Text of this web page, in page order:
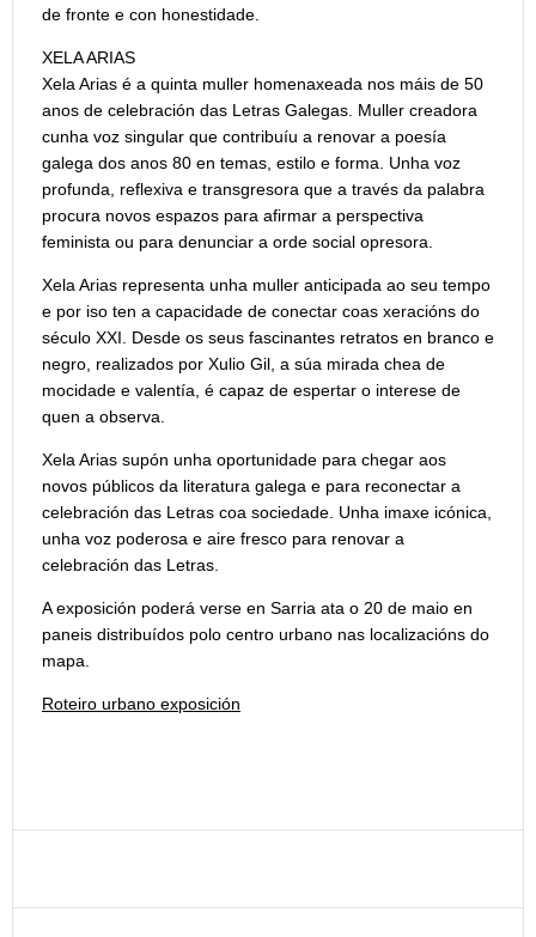
de fronte e con honestidade.
XELA ARIAS
Xela Arias é a quinta muller homenaxeada nos máis de 50
anos de celebración das Letras Galegas. Muller creadora
cunha voz singular que contribuíu a renovar a poesía
galega dos anos 80 en temas, estilo e forma. Unha voz
profunda, reflexiva e transgresora que a través da palabra
procura novos espazos para afirmar a perspectiva
feminista ou para denunciar a orde social opresora.
Xela Arias representa unha muller anticipada ao seu tempo
e por iso ten a capacidade de conectar coas xeracións do
século XXI. Desde os seus fascinantes retratos en branco e
negro, realizados por Xulio Gil, a súa mirada chea de
mocidade e valentía, é capaz de espertar o interese de
quen a observa.
Xela Arias supón unha oportunidade para chegar aos
novos públicos da literatura galega e para reconectar a
celebración das Letras coa sociedade. Unha imaxe icónica,
unha voz poderosa e aire fresco para renovar a
celebración das Letras.
A exposición poderá verse en Sarria ata o 20 de maio en
paneis distribuídos polo centro urbano nas localizacións do
mapa.
Roteiro urbano exposición